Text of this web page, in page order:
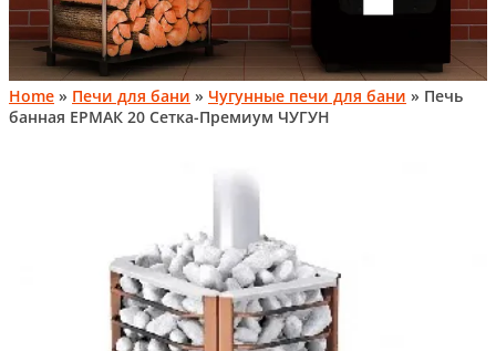
Home » Печи для бани » Чугунные печи для бани » Печь
банная ЕРМАК 20 Сетка-Премиум ЧУГУН